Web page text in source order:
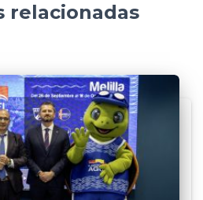
relacionadas